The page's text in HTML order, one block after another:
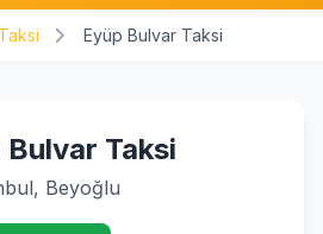
Eyüp Bulvar Taksi
Bulvar Taksi
Beyoğlu